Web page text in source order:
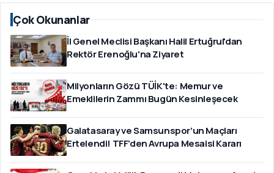
Çok Okunanlar
İl Genel Meclisi Başkanı Halil Ertuğrul'dan
Rektör Erenoğlu'na Ziyaret
Milyonların Gözü TÜİK'te: Memur ve
Emeklilerin Zammı Bugün Kesinleşecek
Galatasaray ve Samsunspor’un Maçları
Ertelendi! TFF’den Avrupa Mesaisi Kararı